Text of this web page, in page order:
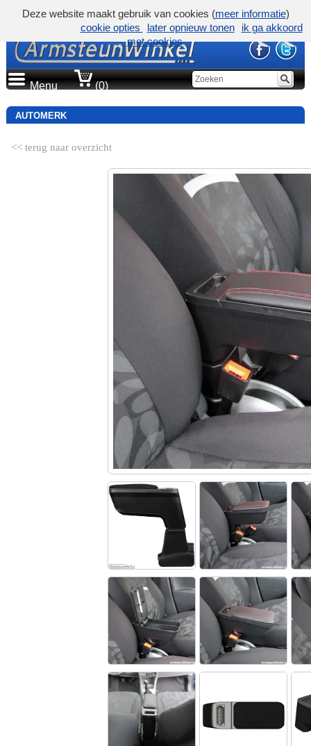
Menu (0)
AUTOMERK
<< terug naar overzicht
Deze website maakt gebruik van cookies (meer informatie)
cookie opties
later opnieuw tonen
ik ga akkoord
met cookies